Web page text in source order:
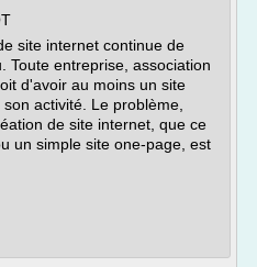
site internet continue de
Toute entreprise, association
d'avoir au moins un site
activité. Le problème,
de site internet, que ce
un simple site one-page, est